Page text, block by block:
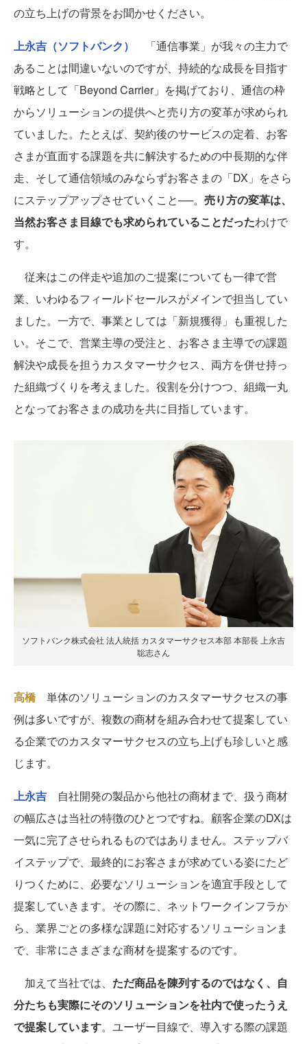
の立ち上げの背景をお聞かせください。
上永吉（ソフトバンク）
「通信事業」が我々の主力で
あることは間違いないのですが、持続的な成長を目指す
戦略として「Beyond Carrier」を掲げており、通信の枠
からソリューションの提供へと売り方の変革が求められ
ていました。たとえば、契約後のサービスの定着、お客
さまが直面する課題を共に解決するための中長期的な伴
走、そして通信領域のみならずお客さまの「DX」をさら
にステップアップさせていくこと──。 売り方の変革は、
当然お客さま目線でも求められていることだったわけで
す。
従来はこの伴走や追加のご提案についても一律で営
業、いわゆるフィールドセールスがメインで担当してい
ました。一方で、事業としては「新規獲得」も重視した
い。そこで、営業主導の受注と、お客さま主導での課題
解決や成長を担うカスタマーサクセス、両方を併せ持っ
た組織づくりを考えました。役割を分けつつ、組織一丸
となってお客さまの成功を共に目指しています。
ソフトバンク株式会社 法人統括 カスタマーサクセス本部 本部長 上永吉
聡志さん
高橋単体のソリューションのカスタマーサクセスの事
例は多いですが、複数の商材を組み合わせて提案してい
る企業でのカスタマーサクセスの立ち上げも珍しいと感
じます。
上永吉 自社開発の製品から他社の商材まで、扱う商材
の幅広さは当社の特徴のひとつですね。顧客企業のDXは
一気に完了させられるものではありません。ステップバ
イステップで、最終的にお客さまが求めている姿にたど
りつくために、必要なソリューションを適宜手段として
提案していきます。その際に、ネットワークインフラか
ら、業界ごとの多様な課題に対応するソリューションま
で、非常にさまざまな商材を提案するのです。
加えて当社では、 ただ商品を陳列するのではなく、自
分たちも実際にそのソリューションを社内で使ったうえ
で提案しています。ユーザー目線で、導入する際の課題